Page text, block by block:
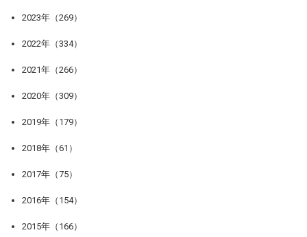
2023年（269）
2022年（334）
2021年（266）
2020年（309）
2019年（179）
2018年（61）
2017年（75）
2016年（154）
2015年（166）